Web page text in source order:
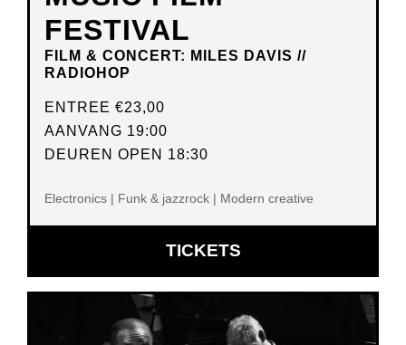
FESTIVAL
FILM & CONCERT: MILES DAVIS //
RADIOHOP
ENTREE €23,00
AANVANG 19:00
DEUREN OPEN 18:30
Electronics | Funk & jazzrock | Modern creative
TICKETSOPENT
IN
VENSTER